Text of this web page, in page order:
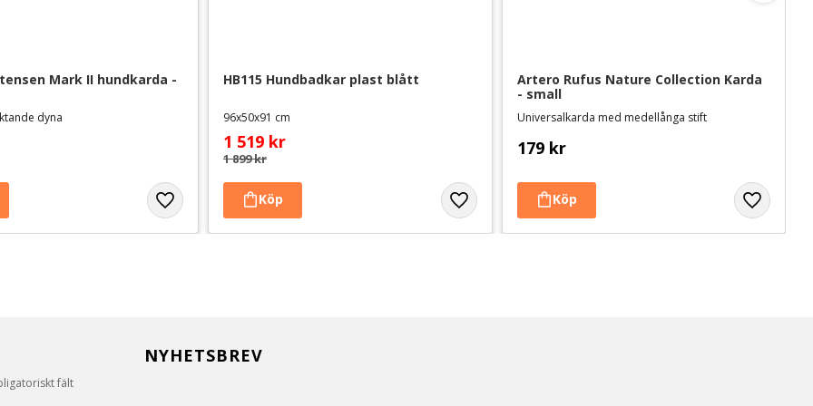
Mark II hundkarda -
dyna
HB115 Hundbadkar plast blått
96x50x91 cm
1 519 kr
1 899kr
Artero Rufus Nature Collection Karda
- small
Universalkarda med medellånga stift
179 kr
NYHETSBREV
fält